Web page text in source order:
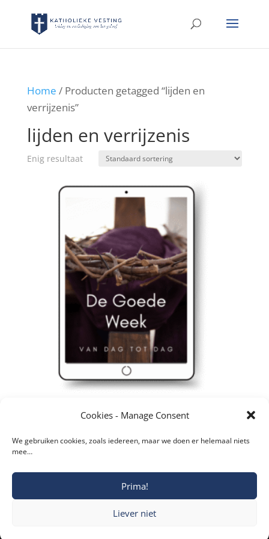
Cookies - Manage Consent
We gebruiken cookies, zoals iedereen, maar we doen er helemaal niets
mee…
Prima!
Liever niet
Home / Producten getagged “lijden en
verrijzenis”
lijden en verrijzenis
Enig resultaat
e-book – De Goede Week, van dag tot dag